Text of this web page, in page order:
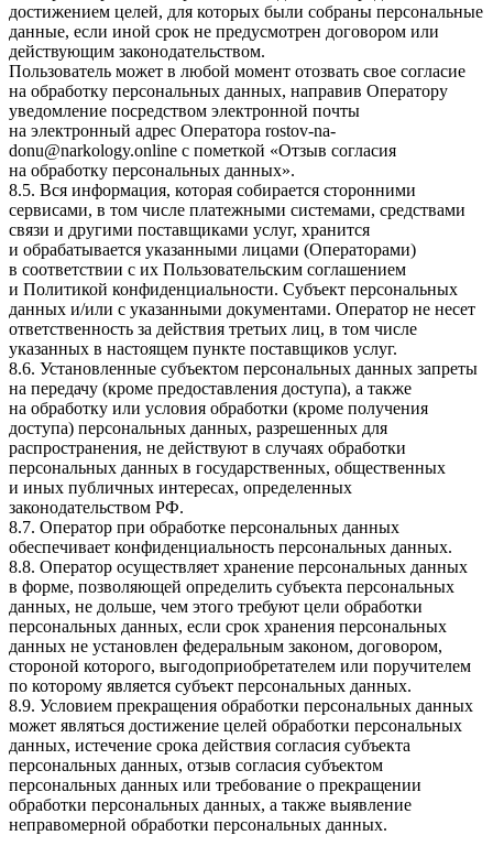
достижением целей, для которых были собраны персональные
данные, если иной срок не предусмотрен договором или
действующим законодательством.
Пользователь может в любой момент отозвать свое согласие
на обработку персональных данных, направив Оператору
уведомление посредством электронной почты
на электронный адрес Оператора rostov-na-
donu@narkology.online с пометкой «Отзыв согласия
на обработку персональных данных».
8.5. Вся информация, которая собирается сторонними
сервисами, в том числе платежными системами, средствами
связи и другими поставщиками услуг, хранится
и обрабатывается указанными лицами (Операторами)
в соответствии с их Пользовательским соглашением
и Политикой конфиденциальности. Субъект персональных
данных и/или с указанными документами. Оператор не несет
ответственность за действия третьих лиц, в том числе
указанных в настоящем пункте поставщиков услуг.
8.6. Установленные субъектом персональных данных запреты
на передачу (кроме предоставления доступа), а также
на обработку или условия обработки (кроме получения
доступа) персональных данных, разрешенных для
распространения, не действуют в случаях обработки
персональных данных в государственных, общественных
и иных публичных интересах, определенных
законодательством РФ.
8.7. Оператор при обработке персональных данных
обеспечивает конфиденциальность персональных данных.
8.8. Оператор осуществляет хранение персональных данных
в форме, позволяющей определить субъекта персональных
данных, не дольше, чем этого требуют цели обработки
персональных данных, если срок хранения персональных
данных не установлен федеральным законом, договором,
стороной которого, выгодоприобретателем или поручителем
по которому является субъект персональных данных.
8.9. Условием прекращения обработки персональных данных
может являться достижение целей обработки персональных
данных, истечение срока действия согласия субъекта
персональных данных, отзыв согласия субъектом
персональных данных или требование о прекращении
обработки персональных данных, а также выявление
неправомерной обработки персональных данных.